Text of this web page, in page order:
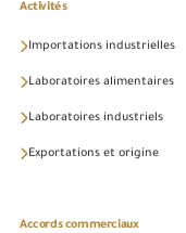
Activités
Importations industrielles
Laboratoires alimentaires
Laboratoires industriels
Exportations et origine
Accords commerciaux